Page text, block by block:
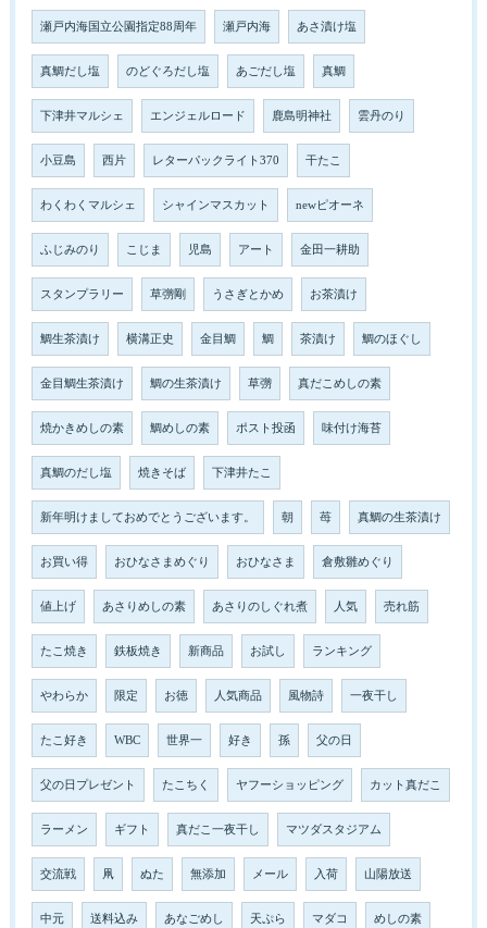
瀬戸内海国立公園指定88周年 瀬戸内海 あさ漬け塩
真鯛だし塩 のどぐろだし塩 あごだし塩 真鯛
下津井マルシェ エンジェルロード 鹿島明神社 雲丹のり
小豆島 西片 レターパックライト370 干たこ
わくわくマルシェ シャインマスカット newピオーネ
ふじみのり こじま 児島 アート 金田一耕助
スタンプラリー 草彅剛 うさぎとかめ お茶漬け
鯛生茶漬け 横溝正史 金目鯛 鯛 茶漬け 鯛のほぐし
金目鯛生茶漬け 鯛の生茶漬け 草彅 真だこめしの素
焼かきめしの素 鯛めしの素 ポスト投函 味付け海苔
真鯛のだし塩 焼きそば 下津井たこ
新年明けましておめでとうございます。 朝 苺 真鯛の生茶漬け
お買い得 おひなさまめぐり おひなさま 倉敷雛めぐり
値上げ あさりめしの素 あさりのしぐれ煮 人気 売れ筋
たこ焼き 鉄板焼き 新商品 お試し ランキング
やわらか 限定 お徳 人気商品 風物詩 一夜干し
たこ好き WBC 世界一 好き 孫 父の日
父の日プレゼント たこちく ヤフーショッピング カット真だこ
ラーメン ギフト 真だこ一夜干し マツダスタジアム
交流戦 凧 ぬた 無添加 メール 入荷 山陽放送
中元 送料込み あなごめし 天ぷら マダコ めしの素